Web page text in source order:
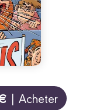
| Acheter